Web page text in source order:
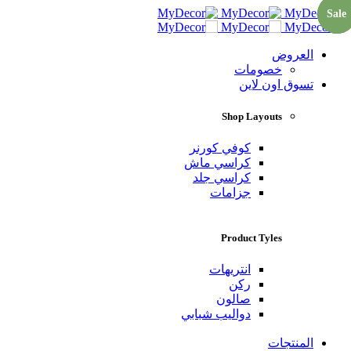
العروض
خصومات
تسوق اون لاين
Shop Layouts
كوفي كورنر
كراسي ماش
كراسي جلد
جزامات
Product Tyles
انتريهات
ركن
صالون
دواليب شبابي
المنتجات
Sale
Sale
Sale